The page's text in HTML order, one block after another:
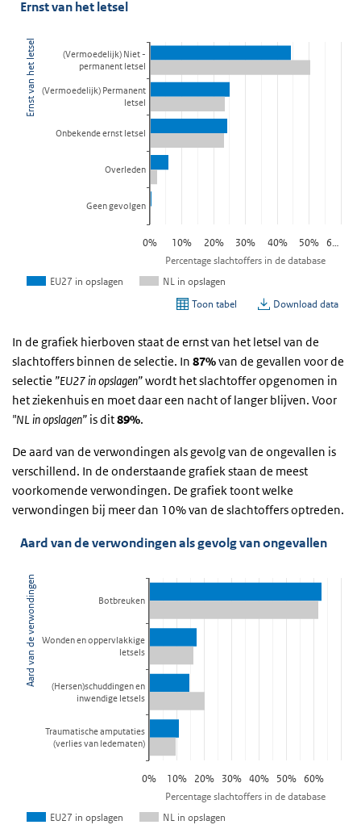
In de grafiek hierboven staat de ernst van het letsel van de
slachtoffers binnen de selectie. In 87%van de gevallen voor de
selectie ”EU27 in opslagen”wordt het slachtoffer opgenomen in
het ziekenhuis en moet daar een nacht of langer blijven. Voor
"NL in opslagen” is dit89%.
De aard van de verwondingen als gevolg van de ongevallen is
verschillend. In de onderstaande grafiek staan de meest
voorkomende verwondingen. De grafiek toont welke
verwondingen bij meer dan 10% van de slachtoffers optreden.